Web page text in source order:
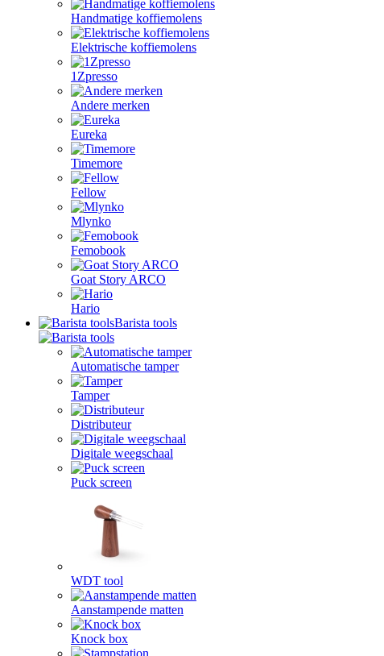
Handmatige koffiemolens
Elektrische koffiemolens
1Zpresso
Andere merken
Eureka
Timemore
Fellow
Mlynko
Femobook
Goat Story ARCO
Hario
Barista tools
Automatische tamper
Tamper
Distributeur
Digitale weegschaal
Puck screen
WDT tool
Aanstampende matten
Knock box